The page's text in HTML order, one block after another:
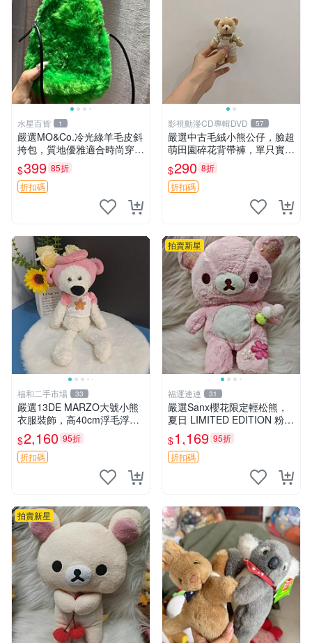
水星百貨 1
嚴選MO&Co.冷光綠羊毛皮斜
挎包，質地優雅適合時尚穿搭
冷光綠 皮包 斜挎包
$399 85折
折扣碼
影視動漫CD專輯DVD 57
嚴選中古毛絨小熊公仔，臉超
萌田園碎花背帶褲，單只實拍
展示 中古、毛絨玩具、玩偶
$290 8折
折扣碼
福和二手市場 33
嚴選13DE MARZO大號小熊
衣服裝飾，高40cm浮毛浮
灰，詳觀後再拍。二手收藏請
珍惜。 13DE MARZO 二手
小熊 衣服裝飾
$2,160 95折
折扣碼
拍賣新星
福運連連 31
嚴選Sanx櫻花限定輕松熊，
夏日 LIMITED EDITION 粉色
毛絨熊，背有拉鏈設計，肚內
填充豆袋，精致工藝呈現，狀
態如新，適合收藏與送人 櫻
$1,169 95折
折扣碼
拍賣新星